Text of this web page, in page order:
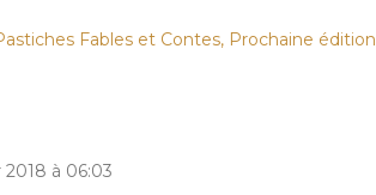
Fables et Contes Prochaine édition
2018 à 06:03